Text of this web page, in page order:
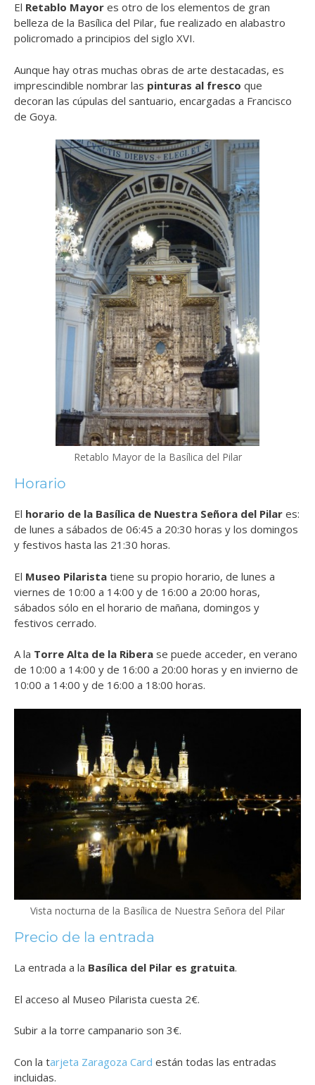
El Retablo Mayor es otro de los elementos de gran
belleza de la Basílica del Pilar, fue realizado en alabastro
policromado a principios del siglo XVI.
Aunque hay otras muchas obras de arte destacadas, es
imprescindible nombrar las pinturas al fresco que
decoran las cúpulas del santuario, encargadas a Francisco
de Goya.
Retablo Mayor de la Basílica del Pilar
Horario
El horario de la Basílica de Nuestra Señora del Pilar es:
de lunes a sábados de 06:45 a 20:30 horas y los domingos
y festivos hasta las 21:30 horas.
El Museo Pilarista tiene su propio horario, de lunes a
viernes de 10:00 a 14:00 y de 16:00 a 20:00 horas,
sábados sólo en el horario de mañana, domingos y
festivos cerrado.
A la Torre Alta de la Ribera se puede acceder, en verano
de 10:00 a 14:00 y de 16:00 a 20:00 horas y en invierno de
10:00 a 14:00 y de 16:00 a 18:00 horas.
Vista nocturna de la Basílica de Nuestra Señora del Pilar
Precio de la entrada
La entrada a la Basílica del Pilar es gratuita.
El acceso al Museo Pilarista cuesta 2€.
Subir a la torre campanario son 3€.
Con la tarjeta Zaragoza Card están todas las entradas
incluidas.